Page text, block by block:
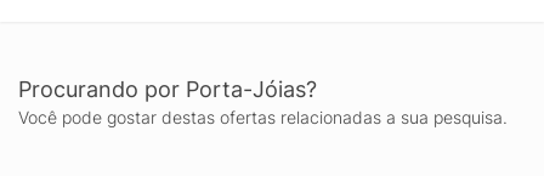
Procurando por Porta-Jóias?
Você pode gostar destas ofertas relacionadas a sua pesquisa.